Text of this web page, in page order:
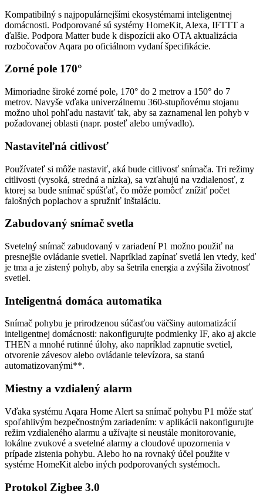
Kompatibilný s najpopulárnejšími ekosystémami inteligentnej
domácnosti. Podporované sú systémy HomeKit, Alexa, IFTTT a
ďalšie. Podpora Matter bude k dispozícii ako OTA aktualizácia
rozbočovačov Aqara po oficiálnom vydaní špecifikácie.
Zorné pole 170°
Mimoriadne široké zorné pole, 170° do 2 metrov a 150° do 7
metrov. Navyše vďaka univerzálnemu 360-stupňovému stojanu
možno uhol pohľadu nastaviť tak, aby sa zaznamenal len pohyb v
požadovanej oblasti (napr. posteľ alebo umývadlo).
Nastaviteľná citlivosť
Používateľ si môže nastaviť, aká bude citlivosť snímača. Tri režimy
citlivosti (vysoká, stredná a nízka), sa vzťahujú na vzdialenosť, z
ktorej sa bude snímač spúšťať, čo môže pomôcť znížiť počet
falošných poplachov a spružniť inštaláciu.
Zabudovaný snímač svetla
Svetelný snímač zabudovaný v zariadení P1 možno použiť na
presnejšie ovládanie svetiel. Napríklad zapínať svetlá len vtedy, keď
je tma a je zistený pohyb, aby sa šetrila energia a zvýšila životnosť
svetiel.
Inteligentná domáca automatika
Snímač pohybu je prirodzenou súčasťou väčšiny automatizácií
inteligentnej domácnosti: nakonfigurujte podmienky IF, ako aj akcie
THEN a mnohé rutinné úlohy, ako napríklad zapnutie svetiel,
otvorenie závesov alebo ovládanie televízora, sa stanú
automatizovanými**.
Miestny a vzdialený alarm
Vďaka systému Aqara Home Alert sa snímač pohybu P1 môže stať
spoľahlivým bezpečnostným zariadením: v aplikácii nakonfigurujte
režim vzdialeného alarmu a užívajte si neustále monitorovanie,
lokálne zvukové a svetelné alarmy a cloudové upozornenia v
prípade zistenia pohybu. Alebo ho na rovnaký účel použite v
systéme HomeKit alebo iných podporovaných systémoch.
Protokol Zigbee 3.0